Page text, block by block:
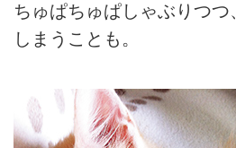
ちゅぱちゅぱしゃぶりつつ
しまうことも。